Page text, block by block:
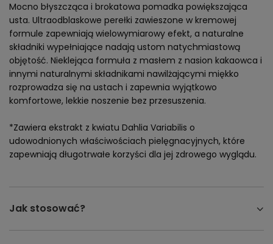
Mocno błyszcząca i brokatowa pomadka powiększająca
usta. Ultraodblaskowe perełki zawieszone w kremowej
formule zapewniają wielowymiarowy efekt, a naturalne
składniki wypełniające nadają ustom natychmiastową
objętość. Nieklejąca formuła z masłem z nasion kakaowca i
innymi naturalnymi składnikami nawilżającymi miękko
rozprowadza się na ustach i zapewnia wyjątkowo
komfortowe, lekkie noszenie bez przesuszenia.
*Zawiera ekstrakt z kwiatu Dahlia Variabilis o
udowodnionych właściwościach pielęgnacyjnych, które
zapewniają długotrwałe korzyści dla jej zdrowego wyglądu.
Jak stosować?